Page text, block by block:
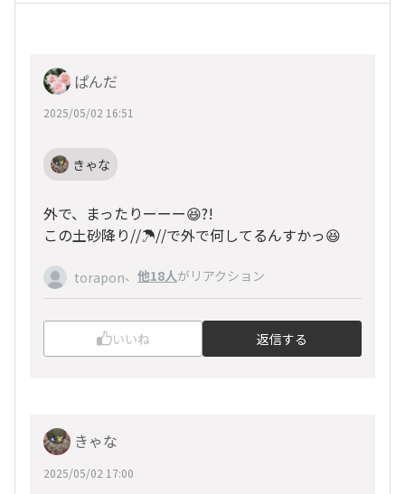
ぱんだ
2025/05/02 16:51
きゃな
外で、まったりーーー😆?!
この土砂降り//☂ //で外で何してるんすかっ😆
torapon、 他18人がリアクション
いいね 返信する
きゃな
2025/05/02 17:00